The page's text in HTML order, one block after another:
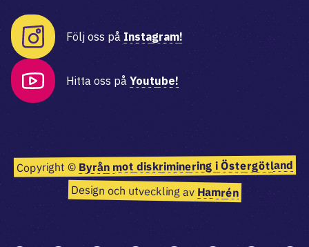
Följ oss på Instagram!
Hitta oss på Youtube!
Copyright © Byrån mot diskriminering i Östergötland
Design och utveckling av Hamrén